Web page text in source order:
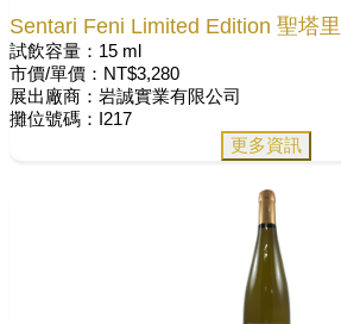
Sentari Feni Limited Edition 聖塔
試飲容量：15 ml
市價/單價：NT$3,280
展出廠商：岩誠實業有限公司
攤位號碼：I217
更多資訊